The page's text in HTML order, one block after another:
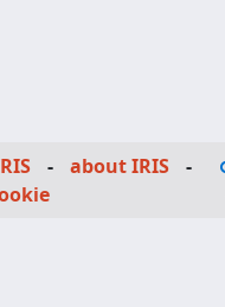
- about IRIS
-